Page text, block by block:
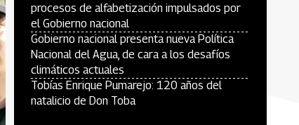
procesos de alfabetización impulsados por
el Gobierno nacional
Gobierno nacional presenta nueva Política
Nacional del Agua, de cara a los desafíos
climáticos actuales
Tobías Enrique Pumarejo: 120 años del
natalicio de Don Toba